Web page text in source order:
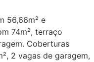
56,66m² e
74m², terraço
Coberturas
2 vagas de garagem,